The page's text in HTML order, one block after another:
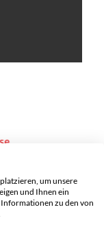
um unsere
und Ihnen ein
zu den von